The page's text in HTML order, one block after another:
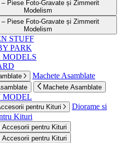
Modelism
Modelism
STUFF
PARK
MODELS
Machete Asamblate
Machete Asamblate
MODEL
pentru Kituri
Diorame si
Kituri
Accesorii pentru Kituri
Accesorii pentru Kituri